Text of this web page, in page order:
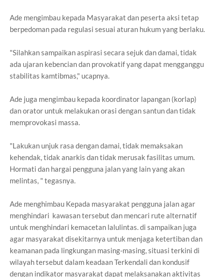
Ade mengimbau kepada Masyarakat dan peserta aksi tetap
berpedoman pada regulasi sesuai aturan hukum yang berlaku.
"Silahkan sampaikan aspirasi secara sejuk dan damai, tidak
ada ujaran kebencian dan provokatif yang dapat mengganggu
stabilitas kamtibmas," ucapnya.
Ade juga mengimbau kepada koordinator lapangan (korlap)
dan orator untuk melakukan orasi dengan santun dan tidak
memprovokasi massa.
"Lakukan unjuk rasa dengan damai, tidak memaksakan
kehendak, tidak anarkis dan tidak merusak fasilitas umum.
Hormati dan hargai pengguna jalan yang lain yang akan
melintas, " tegasnya.
Ade menghimbau Kepada masyarakat pengguna jalan agar
menghindari kawasan tersebut dan mencari rute alternatif
untuk menghindari kemacetan lalulintas. di sampaikan juga
agar masyarakat disekitarnya untuk menjaga ketertiban dan
keamanan pada lingkungan masing-masing, situasi terkini di
wilayah tersebut dalam keadaan Terkendali dan kondusif
dengan indikator masyarakat dapat melaksanakan aktivitas